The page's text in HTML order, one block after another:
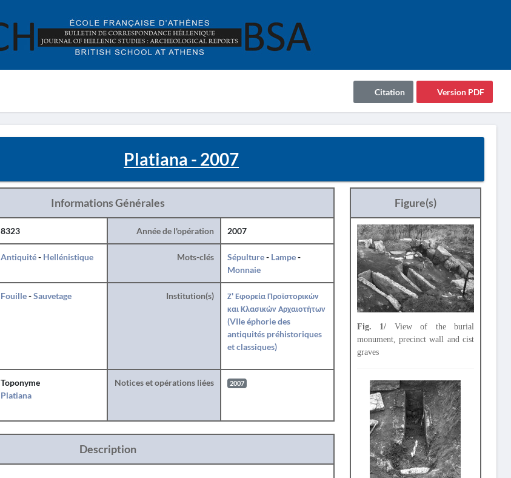
Version PDF
Citation
Platiana - 2007
Informations Générales
8323 Année de l'opération 2007
Antiquité- Hellénistique Mots-clés Sépulture- Lampe-
Monnaie
Fouille-Sauvetage Institution(s)
Ζ' Εφορεία Προϊστορικών
και Κλασικών Αρχαιοτήτων
(VIIe éphorie des
antiquités préhistoriques
et classiques)
Toponyme
Platiana
Notices et opérations liées 2007
Description
Figure(s)
Fig. 1/ View of the burial
monument, precinct wall and cist
graves